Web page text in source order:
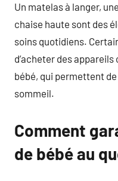
Un matelas à langer,
chaise haute sont des
soins quotidiens.
d’acheter des
bébé, qui permettent
sommeil.
Comment
de bébé au